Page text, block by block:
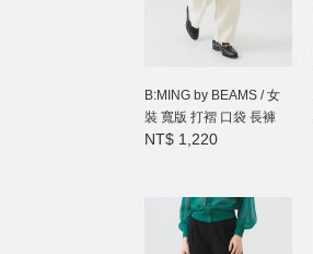
B:MING by BEAMS / 女
裝 寬版 打褶 口袋 長褲
NT$ 1,220